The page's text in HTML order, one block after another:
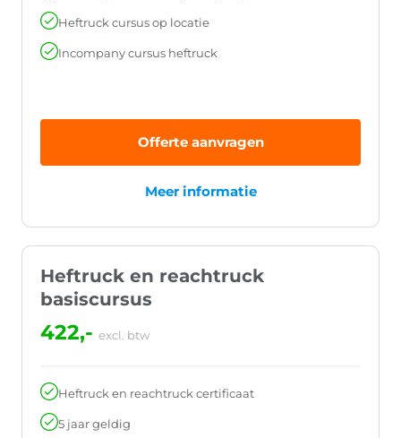
Heftruck cursus op locatie
Incompany cursus heftruck
Offerte aanvragen
Meer informatie
Heftruck en reachtruck
basiscursus
422,- excl. btw
Heftruck en reachtruck certificaat
5 jaar geldig